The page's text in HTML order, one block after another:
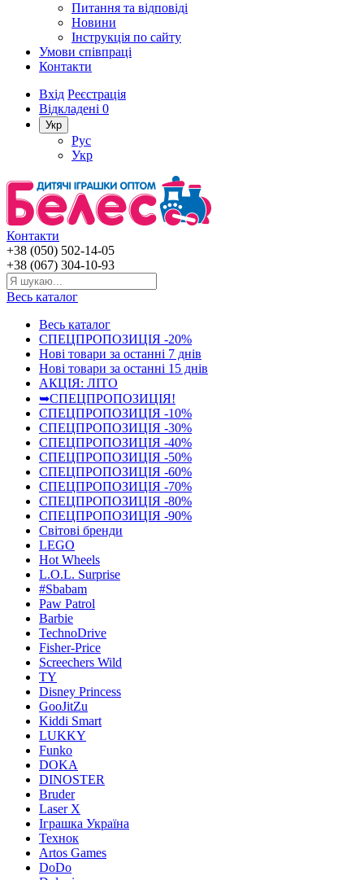
Питання та відповіді
Новини
Інструкція по сайту
Умови співпраці
Контакти
Вхід Реєстрація
Відкладені 0
Укр
Рус
Укр
Контакти
+38 (050) 502-14-05
+38 (067) 304-10-93
Весь каталог
Весь каталог
СПЕЦПРОПОЗИЦІЯ -20%
Нові товари за останнi 7 днiв
Нові товари за останнi 15 днiв
АКЦІЯ: ЛІТО
➥СПЕЦПРОПОЗИЦІЯ!
СПЕЦПРОПОЗИЦІЯ -10%
СПЕЦПРОПОЗИЦІЯ -30%
СПЕЦПРОПОЗИЦІЯ -40%
СПЕЦПРОПОЗИЦІЯ -50%
СПЕЦПРОПОЗИЦІЯ -60%
СПЕЦПРОПОЗИЦІЯ -70%
СПЕЦПРОПОЗИЦІЯ -80%
СПЕЦПРОПОЗИЦІЯ -90%
Світові бренди
LEGO
Hot Wheels
L.O.L. Surprise
#Sbabam
Paw Patrol
Barbie
TechnoDrive
Fisher-Price
Screechers Wild
TY
Disney Princess
GooJitZu
Kiddi Smart
LUKKY
Funko
DOKA
DINOSTER
Bruder
Laser X
Іграшка Україна
Технок
Artos Games
DoDo